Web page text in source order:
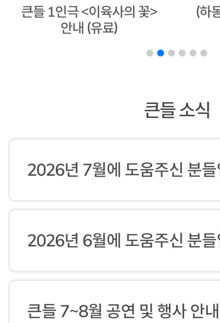
(하동) 마당극<별천지 하동
아리랑>
큰들 소식
2026년 7월에 도움주신 분
2026년 6월에 도움주신 분
큰들 7~8월 공연 및 행사 안내